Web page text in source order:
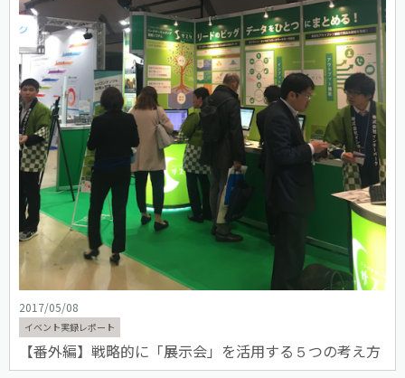
2017/05/08
イベント実録レポート
【番外編】戦略的に「展示会」を活用する５つの考え方